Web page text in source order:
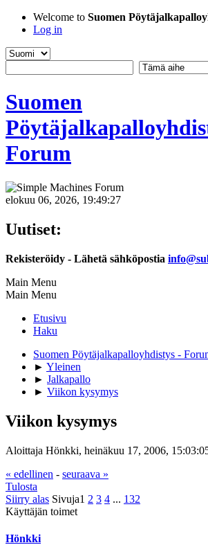
Welcome to Suomen
Log in
Suomen
Forum
elokuu 06, 2026, 19:49:27
Uutiset:
Rekisteröidy - Lähetä sähköpostia
Main Menu
Main Menu
Etusivu
Haku
Suomen Pöytäjalkapalloyhdistys -
► Yleinen
► Jalkapallo
► Viikon kysymys
Viikon kysymys
Aloittaja Hönkki, heinäkuu 17, 2006,
« edellinen - seuraava »
Tulosta
Siirry alas Sivuja1 2 3 4 ... 132
Käyttäjän toimet
Hönkki